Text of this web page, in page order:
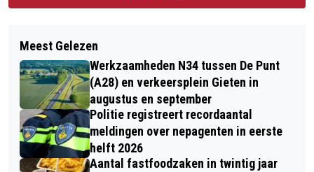
Meest Gelezen
Werkzaamheden N34 tussen De Punt
(A28) en verkeersplein Gieten in
augustus en september
Politie registreert recordaantal
meldingen over nepagenten in eerste
helft 2026
Aantal fastfoodzaken in twintig jaar